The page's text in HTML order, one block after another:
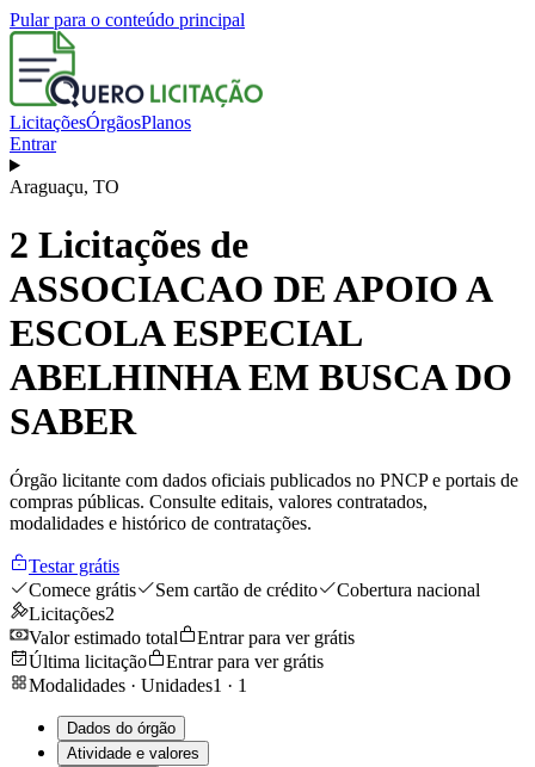
Pular para o conteúdo principal
LicitaçõesÓrgãosPlanos
Entrar
Araguaçu, TO
2 Licitações de
ASSOCIACAO DE APOIO A
ESCOLA ESPECIAL
ABELHINHA EM BUSCA DO
SABER
Órgão licitante com dados oficiais publicados no PNCP e portais de
compras públicas. Consulte editais, valores contratados,
modalidades e histórico de contratações.
Testar grátis
Comece grátis
Sem cartão de crédito
Cobertura nacional
Licitações2
Valor estimado total
Entrar para ver grátis
Última licitação
Entrar para ver grátis
Modalidades · Unidades1 · 1
Dados do órgão
Atividade e valores